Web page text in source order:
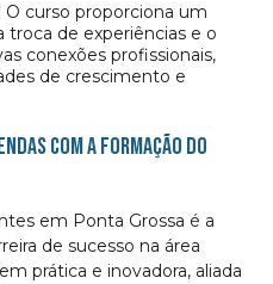
troca de experiências e o
conexões profissionais,
de crescimento e
com a Formação do
em Ponta Grossa é a
de sucesso na área
prática e inovadora, aliada